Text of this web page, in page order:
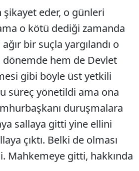
eder, o günleri
o kötü dediği zamanda
bir suçla yargılandı o
hem de Devlet
gibi böyle üst yetkili
süreç yönetildi ama ona
duruşmalara
sallaya gitti yine ellini
çıktı. Belki de olması
Mahkemeye gitti, hakkında